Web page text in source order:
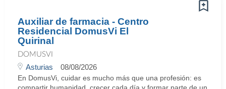
Auxiliar de farmacia - Centro
Residencial DomusVi El
Quirinal
DOMUSVI
Asturias 08/08/2026
En DomusVi, cuidar es mucho más que una profesión: es